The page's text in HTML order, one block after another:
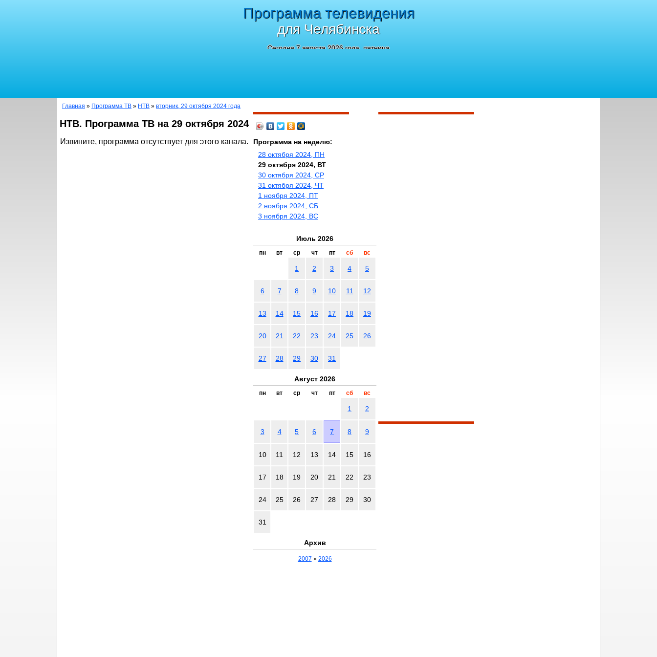
Программа телевидения
для Челябинска
Сегодня 7 августа 2026 года, пятница
Главная » Программа ТВ » НТВ » вторник, 29 октября 2024 года
НТВ. Программа ТВ на 29 октября 2024
Извините, программа отсутствует для этого канала.
Программа на неделю:
28 октября 2024, ПН
29 октября 2024, ВТ
30 октября 2024, СР
31 октября 2024, ЧТ
1 ноября 2024, ПТ
2 ноября 2024, СБ
3 ноября 2024, ВС
Июль 2026
пн вт ср чт пт сб вс
1 2 3 4 5
6 7 8 9 10 11 12
13 14 15 16 17 18 19
20 21 22 23 24 25 26
27 28 29 30 31
Август 2026
пн вт ср чт пт сб вс
1 2
3 4 5 6 7 8 9
10 11 12 13 14 15 16
17 18 19 20 21 22 23
24 25 26 27 28 29 30
31
Архив
2007 » 2026